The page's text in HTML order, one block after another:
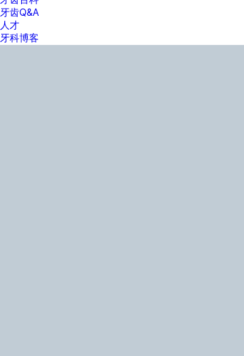
牙齿Q&A
人才
牙科博客